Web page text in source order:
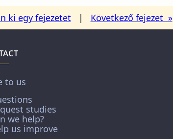
ki egy fejezetet | Következő fejezet »
to us
studies
we help?
us improve